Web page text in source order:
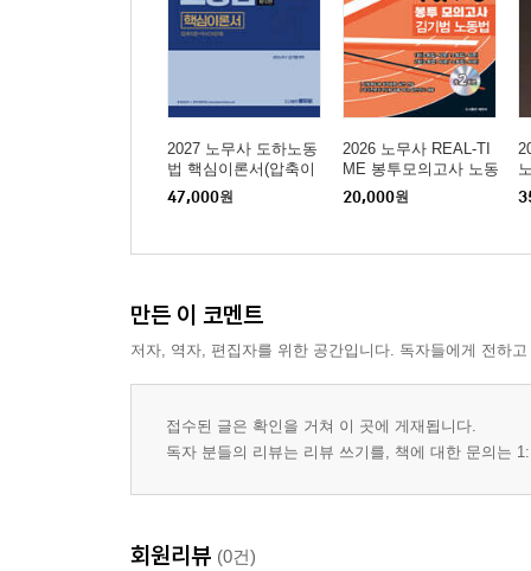
제2장 노동조합
제3장 단체교섭
제5장 쟁의행위
제6장 노동쟁의의 조정
제7장 부당노동행위
제8장 벌칙
제2장 교원의 노동조합 설립 및 운영 등에 관한 법
제3장 노동위원회법
제4장 근로자참여 및 협력증진에 관한 법률
2027 노무사 도하노동
법 핵심이론서(압축이
론+약식OX문제)
47,000원
2026 노무사 REAL-TI
ME 봉투모의고사 노동
법 김기범
20,000원
만든 이 코멘트
저자, 역자, 편집자를 위한 공간입니다. 독자들에게 전하
접수된 글은 확인을 거쳐 이 곳에 게재됩니다.
독자 분들의 리뷰는 리뷰 쓰기를, 책에 대한 문의는
회원리뷰 (0건)